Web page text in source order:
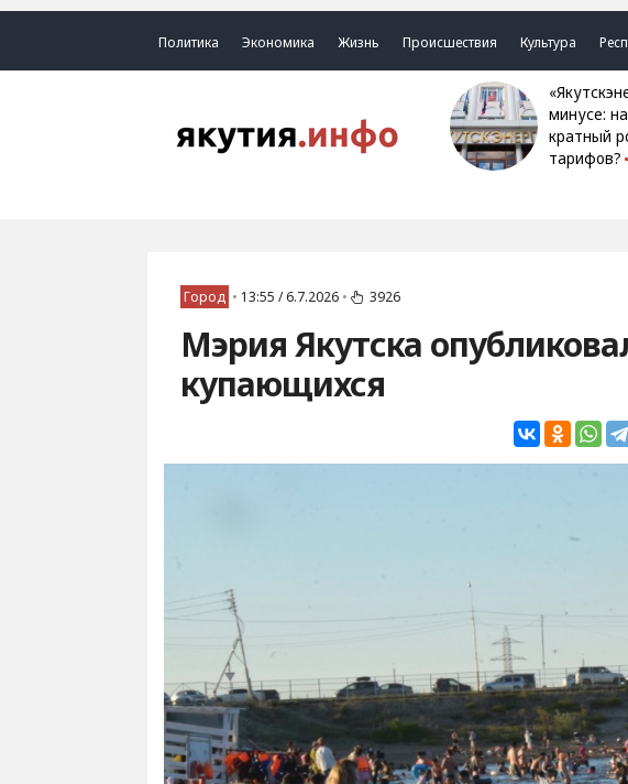
Политика Экономика Жизнь Происшествия Культура
«Якутскэнерго» в
минусе:
кратный
тарифов?
Город • 13:55 / 6.7.2026 • 3926
Мэрия Якутска
купающихся